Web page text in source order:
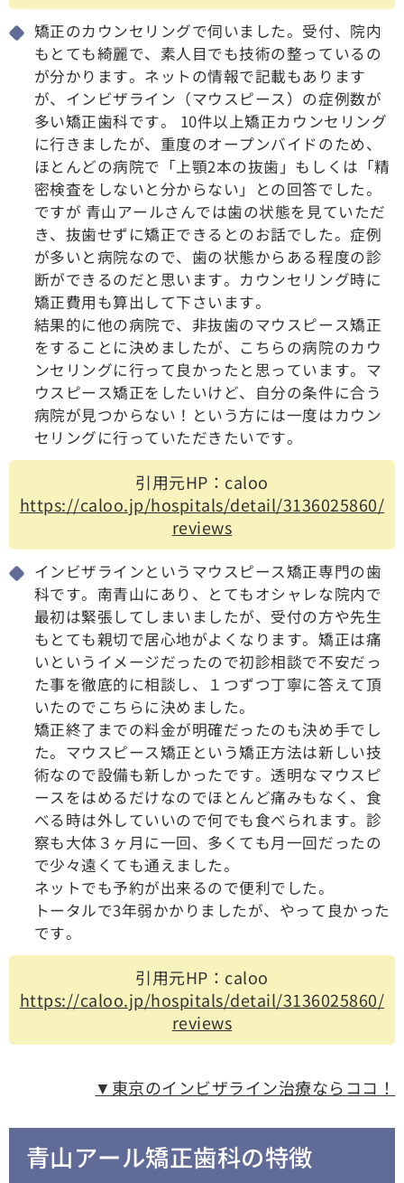
矯正のカウンセリングで伺いました。受付、院内
もとても綺麗で、素人目でも技術の整っているの
が分かります。ネットの情報で記載もあります
が、インビザライン（マウスピース）の症例数が
多い矯正歯科です。 10件以上矯正カウンセリング
に行きましたが、重度のオープンバイドのため、
ほとんどの病院で「上顎2本の抜歯」もしくは「精
密検査をしないと分からない」との回答でした。
ですが 青山アールさんでは歯の状態を見ていただ
き、抜歯せずに矯正できるとのお話でした。症例
が多いと病院なので、歯の状態からある程度の診
断ができるのだと思います。カウンセリング時に
矯正費用も算出して下さいます。
結果的に他の病院で、非抜歯のマウスピース矯正
をすることに決めましたが、こちらの病院のカウ
ンセリングに行って良かったと思っています。マ
ウスピース矯正をしたいけど、自分の条件に合う
病院が見つからない！という方には一度はカウン
セリングに行っていただきたいです。
引用元HP：caloo
https://caloo.jp/hospitals/detail/3136025860/
reviews
インビザラインというマウスピース矯正専門の歯
科です。南青山にあり、とてもオシャレな院内で
最初は緊張してしまいましたが、受付の方や先生
もとても親切で居心地がよくなります。矯正は痛
いというイメージだったので初診相談で不安だっ
た事を徹底的に相談し、１つずつ丁寧に答えて頂
いたのでこちらに決めました。
矯正終了までの料金が明確だったのも決め手でし
た。マウスピース矯正という矯正方法は新しい技
術なので設備も新しかったです。透明なマウスピ
ースをはめるだけなのでほとんど痛みもなく、食
べる時は外していいので何でも食べられます。診
察も大体３ヶ月に一回、多くても月一回だったの
で少々遠くても通えました。
ネットでも予約が出来るので便利でした。
トータルで3年弱かかりましたが、やって良かった
です。
引用元HP：caloo
https://caloo.jp/hospitals/detail/3136025860/
reviews
▼東京のインビザライン治療ならココ！
青山アール矯正歯科の特徴